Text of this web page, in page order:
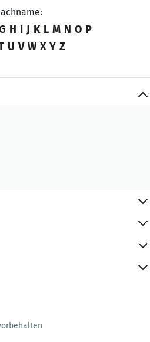
H I J K L M N O P
U V W X Y Z